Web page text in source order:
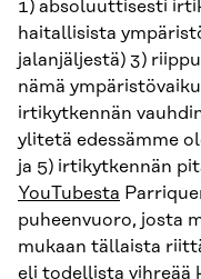
1) absoluuttisesti
haitallisista
jalanjäljestä) 3)
nämä
irtikytkennän
ylitetä edessämme
ja 5) irtikytkennän
YouTubesta
puheenvuoro, josta
mukaan tällaista
eli todellista vihreää